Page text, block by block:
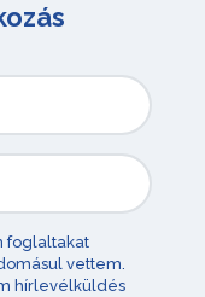
foglaltakat
vettem.
hírlevélküldés